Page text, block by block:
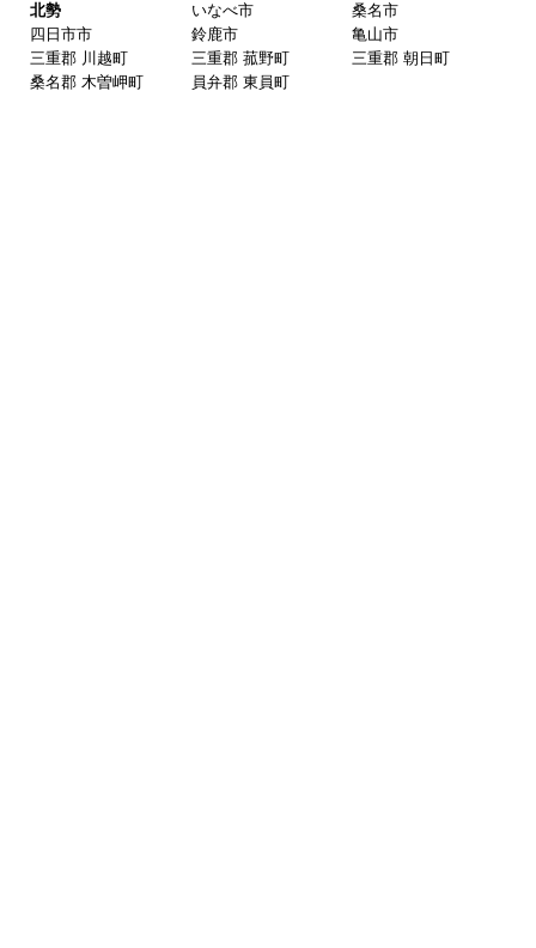
北勢 いなべ市
桑名市
四日市市
鈴鹿市
亀山市
三重郡 川越町
三重郡 菰野町
三重郡 朝日町
桑名郡 木曽岬町
員弁郡 東員町